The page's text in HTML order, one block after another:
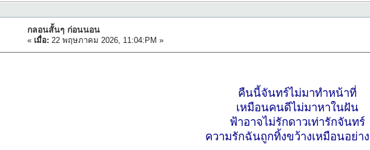
กลอนสั้นๆ ก่อนนอน
« เมื่อ: 22 พฤษภาคม 2026, 11:04:PM »
คืนนี้จันทร์ไม่มาทำหน้าที่
เหมือนคนดีไม่มาหาในฝัน
ฟ้าอาจไม่รักดาวเท่ารักจันทร์
ความรักฉันถูกทิ้งขว้างเหมือนอย่า